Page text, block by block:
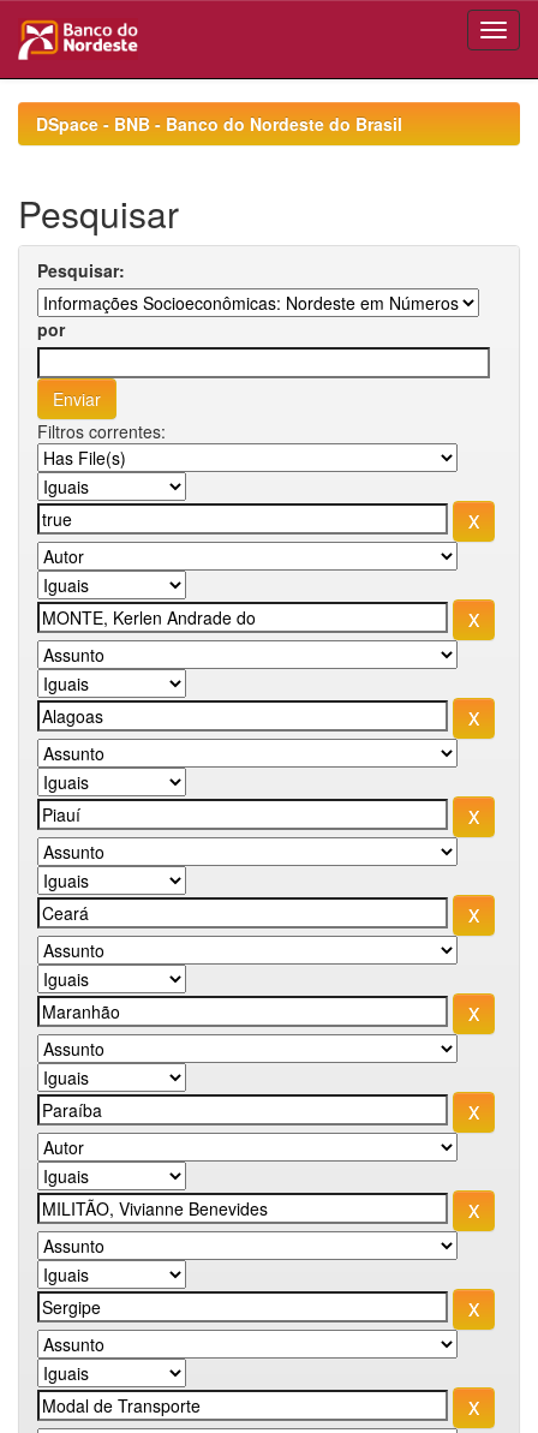
navigationDSpace - BNB - Banco do Nordeste do Brasil
Pesquisar
Pesquisar:
por
Filtros correntes: